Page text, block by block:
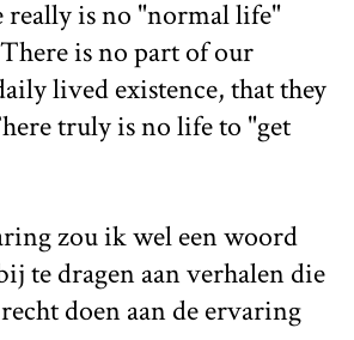
really is no "normal life"
is no part of our
lived existence, that they
truly is no life to "get
zou ik wel een woord
te dragen aan verhalen die
doen aan de ervaring